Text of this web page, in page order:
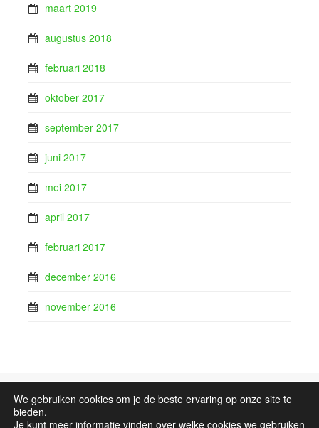
maart 2019
augustus 2018
februari 2018
oktober 2017
september 2017
juni 2017
mei 2017
april 2017
februari 2017
december 2016
november 2016
Sitemap
We gebruiken cookies om je de beste ervaring op onze site te
bieden.
Je kunt meer informatie vinden over welke cookies we gebruiken